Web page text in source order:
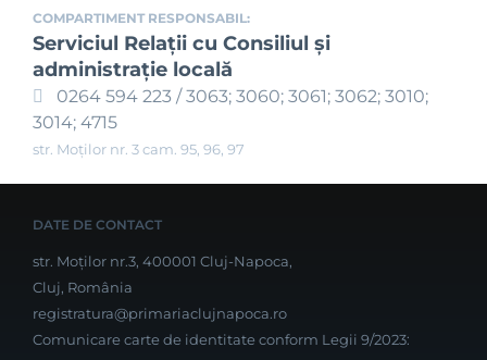
COMPARTIMENT RESPONSABIL:
Serviciul Relaţii cu Consiliul şi
administraţie locală
0264 594 223 / 3063; 3060; 3061; 3062; 3010;
3014; 4715
str. Moților nr. 3 cam. 95, 96, 97
DATE DE CONTACT
str. Moților nr.3, 400001 Cluj-Napoca,
Cluj, România
registratura@primariaclujnapoca.ro
Comunicare carte de identitate conform Legii 9/2023: